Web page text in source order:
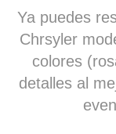
Ya puedes
Chrsyler
colores
detalles al